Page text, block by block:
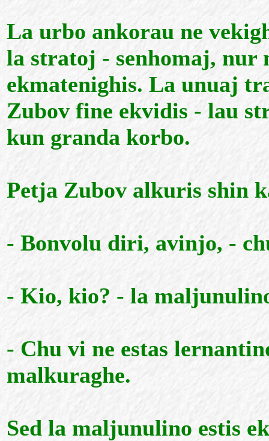
La urbo ankorau ne
la stratoj - senhomaj, nur
ekmatenighis. La unuaj
Zubov fine ekvidis - lau
kun granda korbo.
Petja Zubov alkuris shin
- Bonvolu diri, avinjo, -
- Kio, kio? - la
- Chu vi ne estas
malkuraghe.
Sed la maljunulino estis